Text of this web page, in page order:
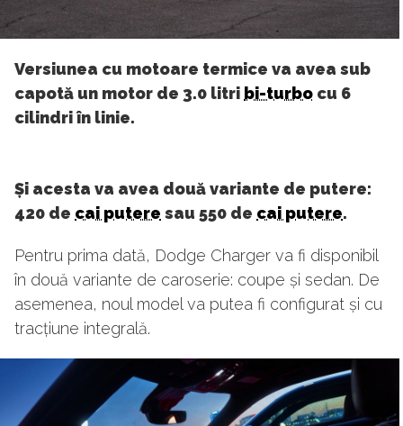
Versiunea cu motoare termice va avea sub
capotă un motor de 3.0 litri bi-turbo cu 6
cilindri în linie.
Și acesta va avea două variante de putere:
420 de cai putere sau 550 de cai putere.
Pentru prima dată, Dodge Charger va fi disponibil
în două variante de caroserie: coupe și sedan. De
asemenea, noul model va putea fi configurat și cu
tracțiune integrală.